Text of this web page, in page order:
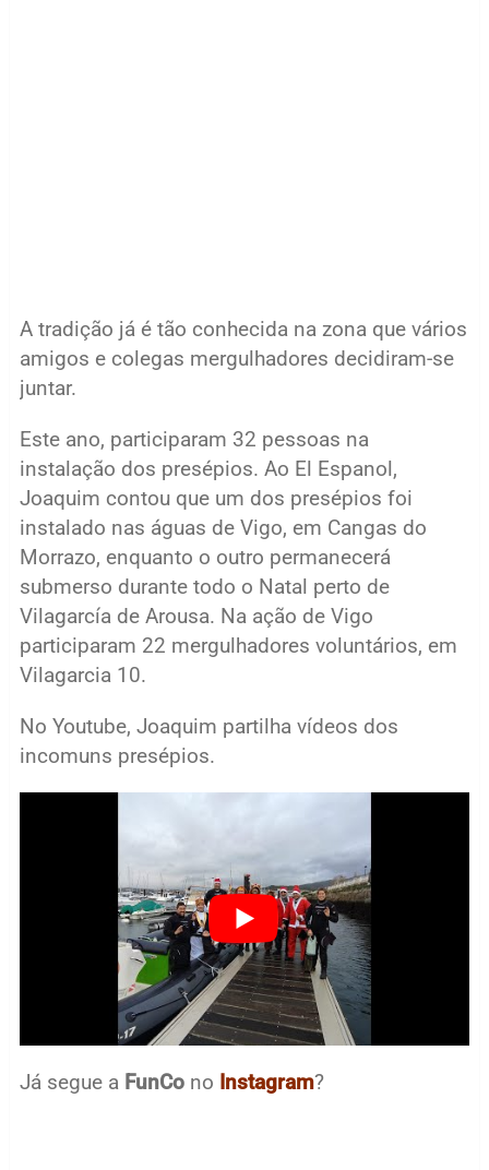
A tradição já é tão conhecida na zona que vários
amigos e colegas mergulhadores decidiram-se
juntar.
Este ano, participaram 32 pessoas na
instalação dos presépios. Ao El Espanol,
Joaquim contou que um dos presépios foi
instalado nas águas de Vigo, em Cangas do
Morrazo, enquanto o outro permanecerá
submerso durante todo o Natal perto de
Vilagarcía de Arousa. Na ação de Vigo
participaram 22 mergulhadores voluntários, em
Vilagarcia 10.
No Youtube, Joaquim partilha vídeos dos
incomuns presépios.
Já segue a FunCono Instagram?